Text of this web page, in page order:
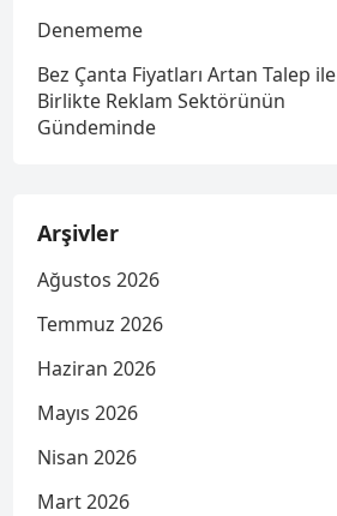
Denememe
Bez Çanta Fiyatları Artan Talep ile
Birlikte Reklam Sektörünün
Gündeminde
Arşivler
Ağustos 2026
Temmuz 2026
Haziran 2026
Mayıs 2026
Nisan 2026
Mart 2026